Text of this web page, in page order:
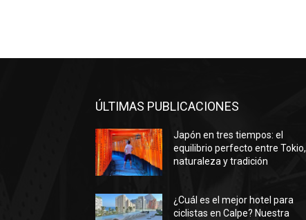
ÚLTIMAS PUBLICACIONES
Japón en tres tiempos: el
equilibrio perfecto entre Tokio,
naturaleza y tradición
¿Cuál es el mejor hotel para
ciclistas en Calpe? Nuestra